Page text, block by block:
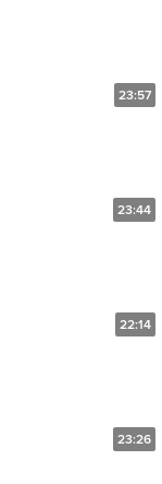
23:57
23:44
22:14
23:26